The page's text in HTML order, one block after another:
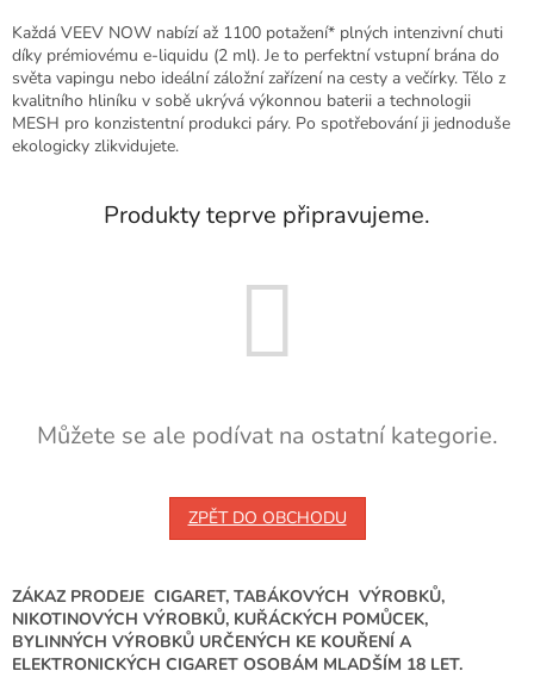
Každá VEEV NOW nabízí až 1100 potažení* plných intenzivní chuti
díky prémiovému e-liquidu (2 ml). Je to perfektní vstupní brána do
světa vapingu nebo ideální záložní zařízení na cesty a večírky. Tělo z
kvalitního hliníku v sobě ukrývá výkonnou baterii a technologii
MESH pro konzistentní produkci páry. Po spotřebování ji jednoduše
ekologicky zlikvidujete.
Produkty teprve připravujeme.
Můžete se ale podívat na ostatní kategorie.
ZPĚT DO OBCHODU
ZÁKAZ PRODEJE CIGARET, TABÁKOVÝCH VÝROBKŮ,
NIKOTINOVÝCH VÝROBKŮ, KUŘÁCKÝCH POMŮCEK,
BYLINNÝCH VÝROBKŮ URČENÝCH KE KOUŘENÍ A
ELEKTRONICKÝCH CIGARET OSOBÁM MLADŠÍM 18 LET.